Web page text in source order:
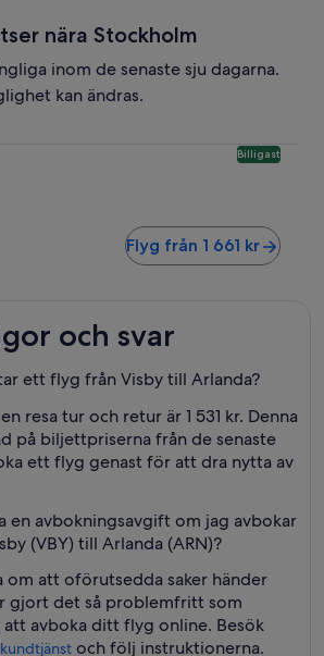
nära Stockholm
inom de senaste sju dagarna.
kan ändras.
Billigast
Flyg från 1 661 kr
och svar
ett flyg från Visby till Arlanda?
resa tur och retur är 1 531 kr. Denna
på biljettpriserna från de senaste
ett flyg genast för att dra nytta av
en avbokningsavgift om jag avbokar
(VBY) till Arlanda (ARN)?
om att oförutsedda saker händer
gjort det så problemfritt som
avboka ditt flyg online. Besök
kundtjänst och följ instruktionerna.